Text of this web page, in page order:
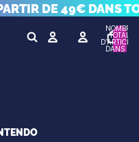
DE 49€ DANS
NOMBRE
TOTAL
D’ARTICLES
DANS LE
PANIER: 0